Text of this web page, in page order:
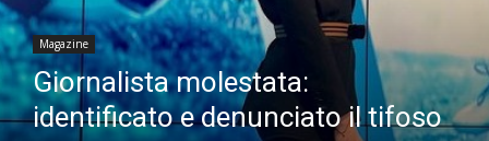
Magazine
Giornalista molestata:
identificato e denunciato il tifoso